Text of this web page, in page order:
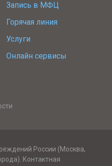
Запись в МФЦ
Горячая линия
Услуги
Онлайн сервисы
России (Москва,
Контактная